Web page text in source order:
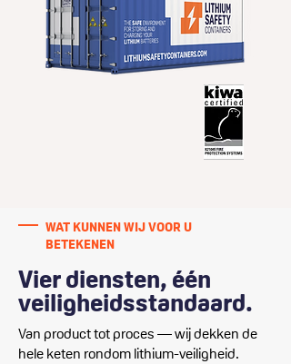
WAT KUNNEN WIJ VOOR U
BETEKENEN
Vier diensten, één
veiligheids­standaard.
Van product tot proces — wij dekken de
hele keten rondom lithium-veiligheid.